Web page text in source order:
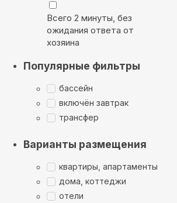
Всего 2 минуты, без
ожидания ответа от
хозяина
Популярные фильтры
бассейн
включён завтрак
трансфер
Варианты размещения
квартиры, апартаменты
дома, коттеджи
отели